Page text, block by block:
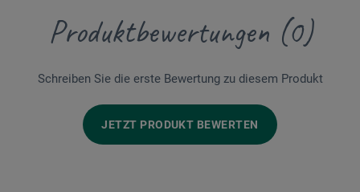
Produktbewertungen (0)
Schreiben Sie die erste Bewertung zu diesem Produkt
JETZT PRODUKT BEWERTEN